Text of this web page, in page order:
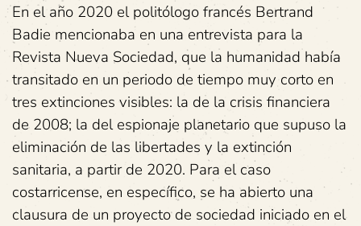
En el año 2020 el politólogo francés Bertrand
Badie mencionaba en una entrevista para la
Revista Nueva Sociedad, que la humanidad había
transitado en un periodo de tiempo muy corto en
tres extinciones visibles: la de la crisis financiera
de 2008; la del espionaje planetario que supuso la
eliminación de las libertades y la extinción
sanitaria, a partir de 2020. Para el caso
costarricense, en específico, se ha abierto una
clausura de un proyecto de sociedad iniciado en el